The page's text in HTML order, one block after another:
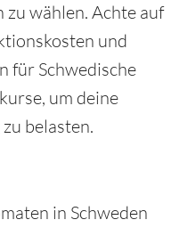
zu wählen. Achte auf
und
für Schwedische
um deine
belasten.
in Schweden